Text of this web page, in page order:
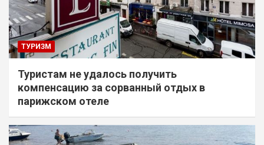
ТУРИЗМ
Туристам не удалось получить
компенсацию за сорванный отдых в
парижском отеле